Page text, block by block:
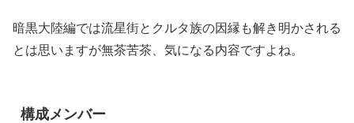
暗黒大陸編では流星街とクルタ族の因縁も解き明かされる
とは思いますが無茶苦茶、気になる内容ですよね。
構成メンバー